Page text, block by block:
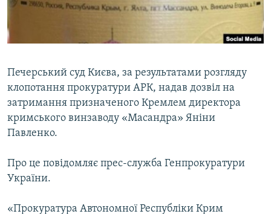
Qırımtatar
Усі сайти RFE/RL
Печерський суд Києва, за результатами розгляду
клопотання прокуратури АРК, надав дозвіл на
затримання призначеного Кремлем директора
кримського винзаводу «Масандра» Яніни
Павленко.
Про це повідомляє прес-служба Генпрокуратури
України.
«Прокуратура Автономної Республіки Крим